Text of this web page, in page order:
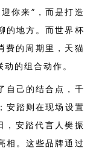
迎你来”，而是打造
的地方。而世界杯
费的周期里，天猫
的组合动作。
自己的结合点，千
安踏则在现场设置
，安踏代言人樊振
相。这些品牌通过